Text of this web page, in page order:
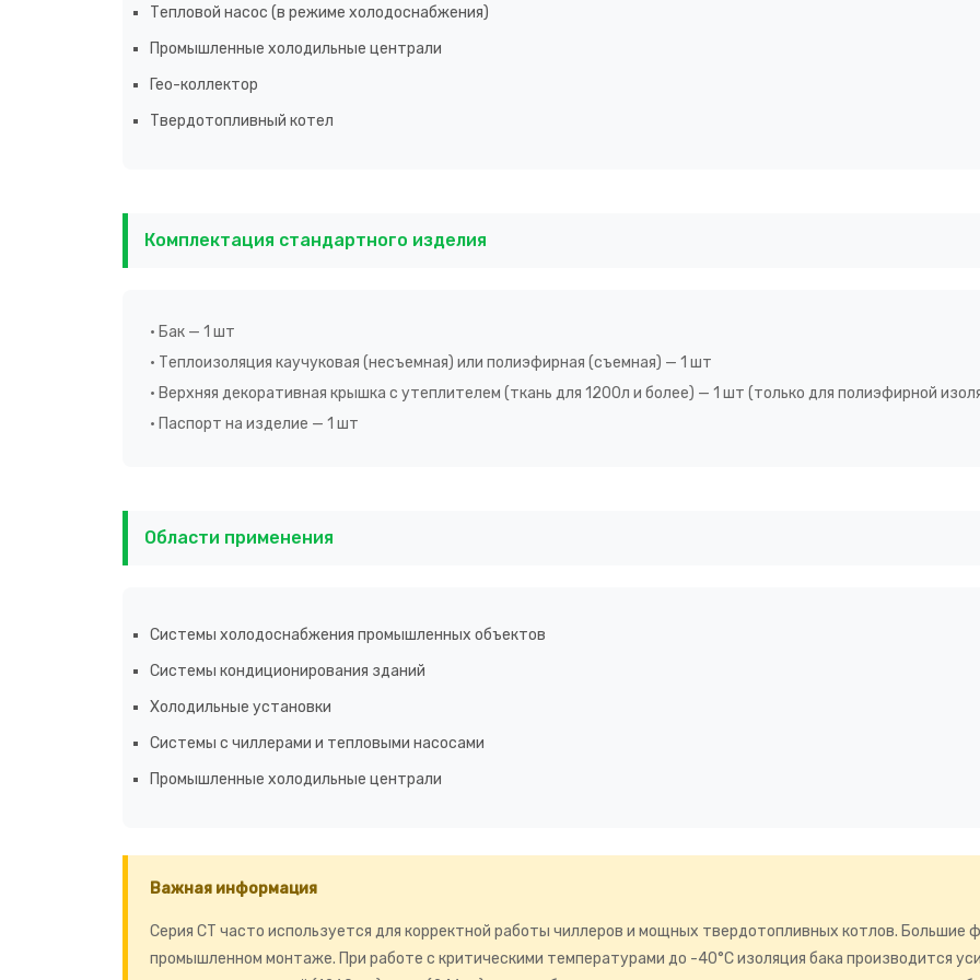
Тепловой насос (в режиме холодоснабжения)
Промышленные холодильные централи
Гео-коллектор
Твердотопливный котел
Комплектация стандартного изделия
• Бак — 1 шт
• Теплоизоляция каучуковая (несъемная) или полиэфирная (съемная) — 1 шт
• Верхняя декоративная крышка с утеплителем (ткань для 1200л и более) — 1 шт (только для полиэфирной
• Паспорт на изделие — 1 шт
Области применения
Системы холодоснабжения промышленных объектов
Системы кондиционирования зданий
Холодильные установки
Системы с чиллерами и тепловыми насосами
Промышленные холодильные централи
Важная информация
Серия CT часто используется для корректной работы чиллеров и мощных твердотопливных котлов. Большие
промышленном монтаже. При работе с критическими температурами до -40°C изоляция бака производится